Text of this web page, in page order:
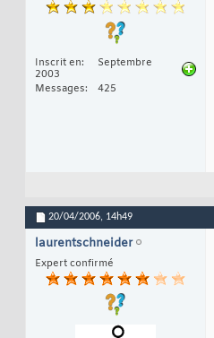
Inscrit en
Septembre
2003
Messages
425
20/04/2006, 14h49
laurentschneider
Expert confirmé